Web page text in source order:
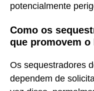
potencialmente
Como os
que promovem
Os sequestradores
dependem de